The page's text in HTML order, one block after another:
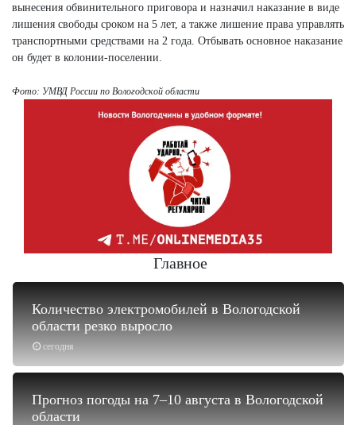
вынесения обвинительного приговора и назначил наказание в виде
лишения свободы сроком на 5 лет, а также лишение права управлять
транспортными средствами на 2 года. Отбывать основное наказание
он будет в колонии-поселении.
Фото: УМВД России по Вологодской области
Главное
сегодня
Количество электромобилей в Вологодской
области резко выросло
Прогноз погоды на 7–10 августа в Вологодской
области